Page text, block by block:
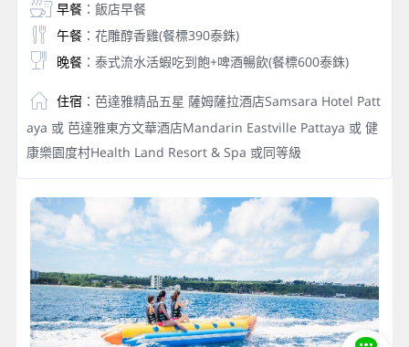
早餐：飯店早餐
午餐：花雕醇香雞(餐標390泰銖)
晚餐：泰式流水活蝦吃到飽+啤酒暢飲(餐標600泰銖)
住宿 ：芭達雅精品五星 薩姆薩拉酒店Samsara Hotel Patt
aya 或 芭達雅東方文華酒店Mandarin Eastville Pattaya 或 健
康樂園度村Health Land Resort & Spa 或同等級